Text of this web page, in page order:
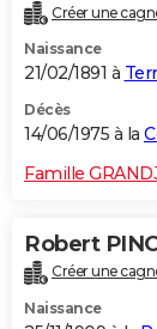
Créer une
Naissance
21/02/1891 à
Décès
14/06/1975 à la
Famille
Robert
Créer une
Naissance